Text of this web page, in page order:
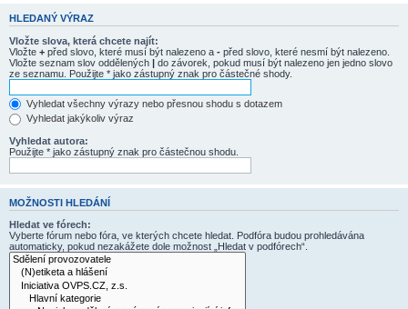
HLEDANÝ VÝRAZ
Vložte slova, která chcete najít:
Vložte + před slovo, které musí být nalezeno a - před slovo, které nesmí být nalezeno.
Vložte seznam slov oddělených | do závorek, pokud musí být nalezeno jen jedno slovo
ze seznamu. Použijte * jako zástupný znak pro částečné shody.
Vyhledat všechny výrazy nebo přesnou shodu s dotazem
Vyhledat jakýkoliv výraz
Vyhledat autora:
Použijte * jako zástupný znak pro částečnou shodu.
MOŽNOSTI HLEDÁNÍ
Hledat ve fórech:
Vyberte fórum nebo fóra, ve kterých chcete hledat. Podfóra budou prohledávána
automaticky, pokud nezakážete dole možnost „Hledat v podfórech“.